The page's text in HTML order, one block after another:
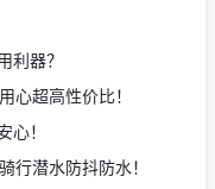
利器？
心超高性价比！
心！
行潜水防抖防水！